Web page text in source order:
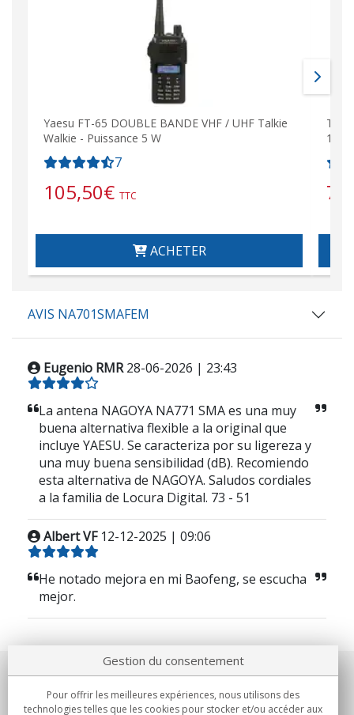
Yaesu FT-65 DOUBLE BANDE VHF / UHF Talkie
Walkie - Puissance 5 W
7
105,50€ TTC
ACHETER
144-
AVIS NA701SMAFEM
Eugenio RMR 28-06-2026 | 23:43
La antena NAGOYA NA771 SMA es una muy
buena alternativa flexible a la original que
incluye YAESU. Se caracteriza por su ligereza y
una muy buena sensibilidad (dB). Recomiendo
esta alternativa de NAGOYA. Saludos cordiales
a la familia de Locura Digital. 73 - 51
Albert VF 12-12-2025 | 09:06
He notado mejora en mi Baofeng, se escucha
mejor.
Notre société
Gestion du consentement
Pour offrir les meilleures expériences, nous utilisons des
technologies telles que les cookies pour stocker et/ou accéder aux